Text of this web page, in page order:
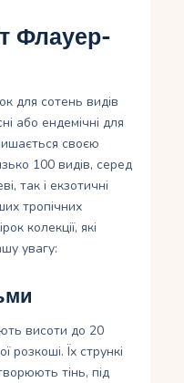
Флауер-
для сотень видів
або ендемічні для
своєю
100 видів, серед
так і екзотичні
тропічних
колекції, які
увагу:
висоти до 20
розкоші. Їх стрункі
тінь, під